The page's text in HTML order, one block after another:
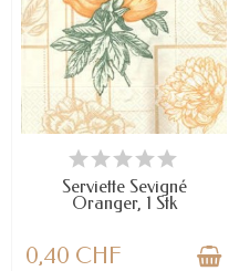
NUR NOCH WENIGE TEILE
VERFÜGBAR
Serviette Sevigné
Oranger, 1 Stk
0,40 CHF